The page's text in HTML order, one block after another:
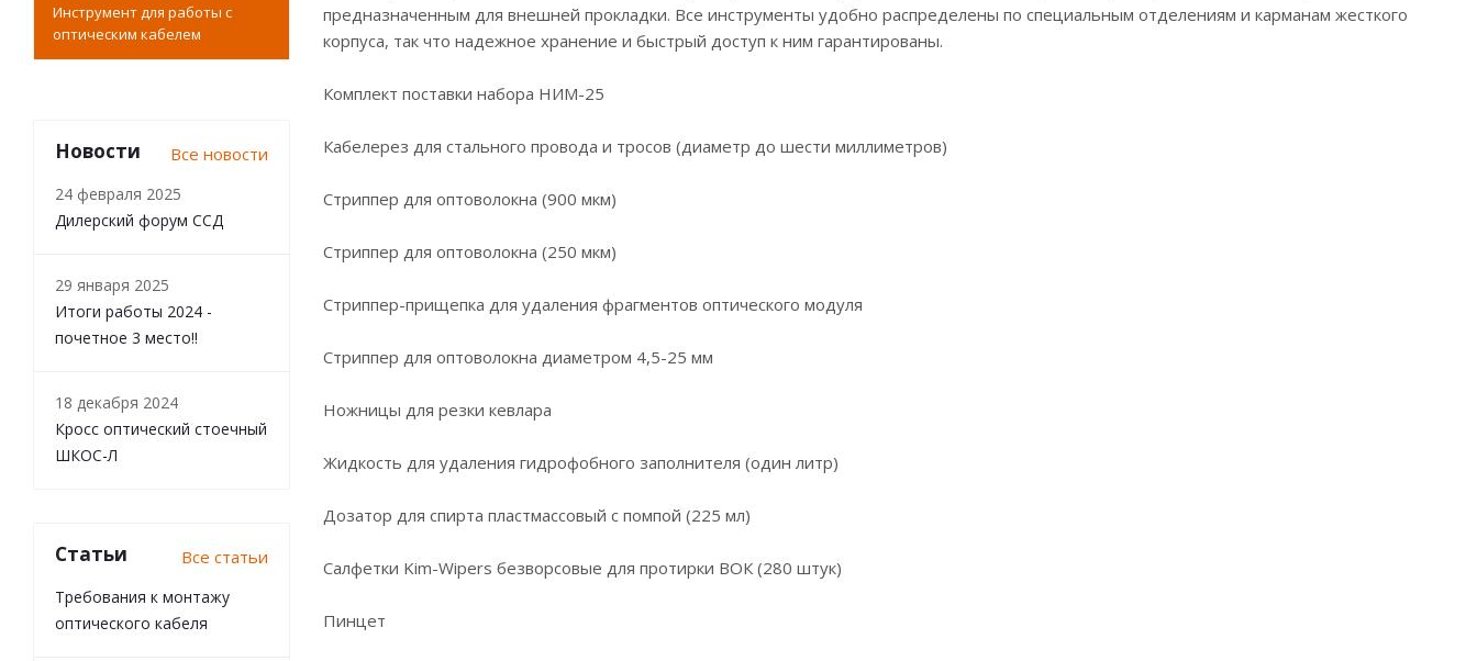
предназначенным для внешней прокладки. Все инструменты удобно распределены по специальным отделениям и карманам жесткого
корпуса, так что надежное хранение и быстрый доступ к ним гарантированы.
Комплект поставки набора НИМ-25
Кабелерез для стального провода и тросов (диаметр до шести миллиметров)
Стриппер для оптоволокна (900 мкм)
Стриппер для оптоволокна (250 мкм)
Стриппер-прищепка для удаления фрагментов оптического модуля
Стриппер для оптоволокна диаметром 4,5-25 мм
Ножницы для резки кевлара
Жидкость для удаления гидрофобного заполнителя (один литр)
Дозатор для спирта пластмассовый с помпой (225 мл)
Салфетки Kim-Wipers безворсовые для протирки ВОК (280 штук)
Пинцет
Инструмент для работы с
оптическим кабелем
Новости Все новости
24 февраля 2025
Дилерский форум ССД
29 января 2025
Итоги работы 2024 -
почетное 3 место!!
18 декабря 2024
Кросс оптический стоечный
ШКОС-Л
Статьи Все статьи
Требования к монтажу
оптического кабеля